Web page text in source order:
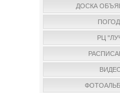
ДОСКА
РЦ